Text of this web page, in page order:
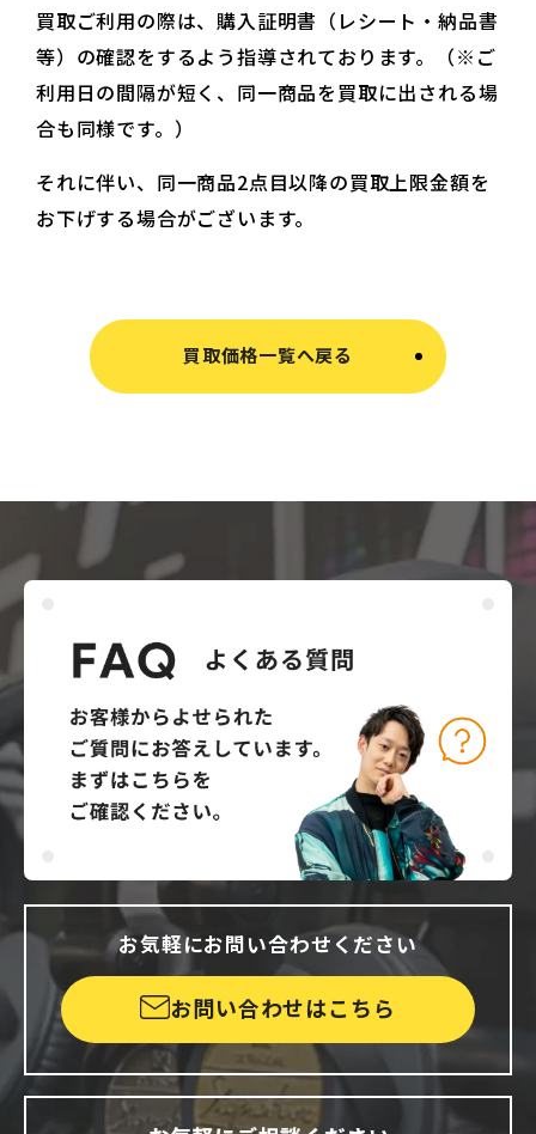
買取ご利用の際は、購入証明書（レシート・納品書
等）の確認をするよう指導されております。（※ご
利用日の間隔が短く、同一商品を買取に出される場
合も同様です。）
それに伴い、同一商品2点目以降の買取上限金額を
お下げする場合がございます。
買取価格一覧へ戻る
お気軽にお問い合わせください
お問い合わせはこちら